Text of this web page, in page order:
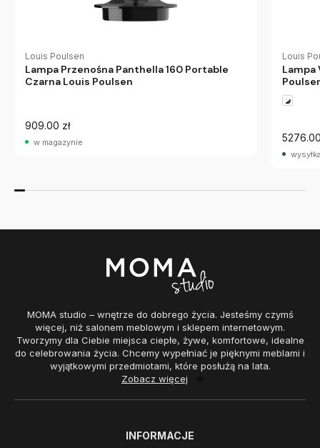
Louis Poulsen
Lampa Przenośna Panthella 160 Portable
Czarna Louis Poulsen
909.00 zł
w magazynie
Louis
Lampa
MOMA studio – wnętrze do dobrego życia. Jesteśmy czymś
więcej, niż salonem meblowym i sklepem internetowym.
Tworzymy dla Ciebie miejsca ciepłe, żywe, komfortowe, idealne
do celebrowania życia. Chcemy wypełniać je pięknymi meblami i
wyjątkowymi przedmiotami, które posłużą na lata.
Zobacz więcej
INFORMACJE